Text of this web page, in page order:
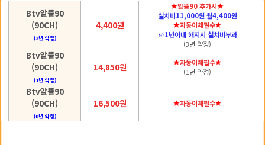
Btv알뜰90
(90CH)
(3년 약정)
4,400원
알뜰90 추가시
설치비11,000원 월4,400원
자동이체필수
※1년이내 해지시 설치비부과
(3년 약정)
Btv알뜰90
(90CH)
(1년 약정)
14,850원
자동이체필수
(1년 약정)
Btv알뜰90
(90CH)
(0년 약정)
16,500원 자동이체필수